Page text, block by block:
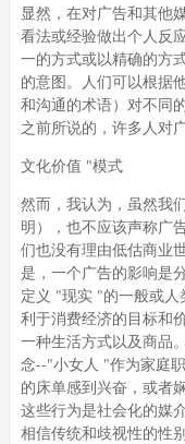
显然，在对广告和其他
看法或经验做出个人反
一的方式或以精确的方
的意图。人们可以根据
和沟通的术语）对不同
之前所说的，许多人对
文化价值 "模式
然而，我认为，虽然我
明），也不应该声称广
们也没有理由低估商业
是，一个广告的影响是
定义 "现实 "的一般或
利于消费经济的目标和
一种生活方式以及商品
念--"小女人 "作为家庭
的床单感到兴奋，或者
这些行为是社会化的媒
相信传统和歧视性的性别